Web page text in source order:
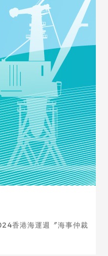
香港海運週〞海事仲裁